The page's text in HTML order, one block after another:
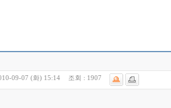
09-07 (화) 15:14 조회 : 1907